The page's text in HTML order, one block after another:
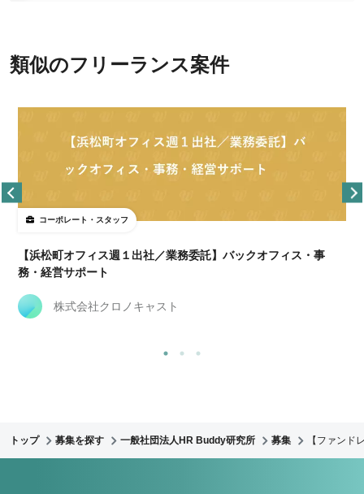
類似のフリーランス案件
コーポレート・スタッフ
【浜松町オフィス週１出社／業務委託】バックオフィス・事
務・経営サポート
株式会社クロノキャスト
トップ 募集を探す 一般社団法人HR Buddy研究所 募集 【ファンド